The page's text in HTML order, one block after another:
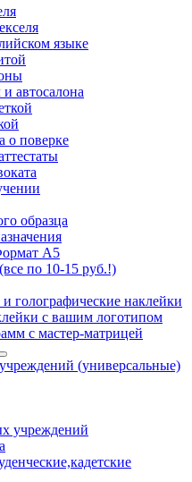
языке
автосалона
о поверке
образца
А5
по 10-15 руб.!)
голографические наклейки
с вашим логотипом
с мастер-матрицей
(универсальные)
учреждений